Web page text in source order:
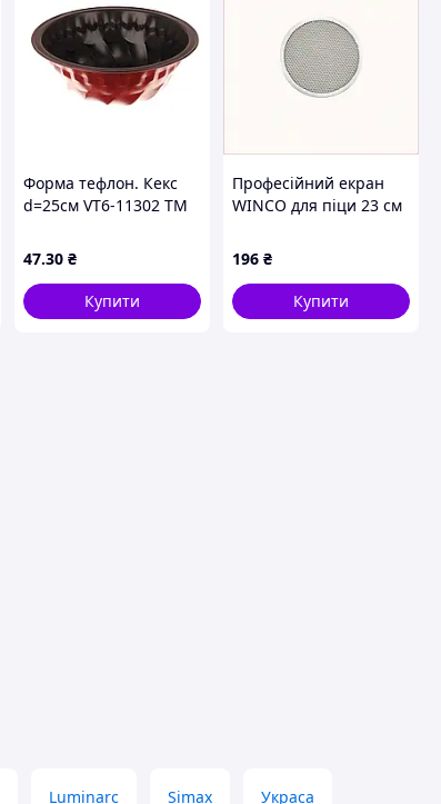
Форма тефлон. Кекс
d=25см VT6-11302 ТМ
47.30 ₴
Купити
Професійний екран
WINCO для піци 23 см
18K5E90T35
196 ₴
Купити
Luminarc Simax Украса